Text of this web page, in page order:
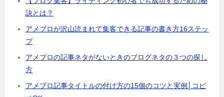
訣とは？
アメブロが沢山読まれて集客できる記事の書き方16ステッ
プ
アメブロの記事ネタがないときのブログネタの３つの探し
方
アメブロ記事タイトルの付け方の15個のコツと実例│コピ